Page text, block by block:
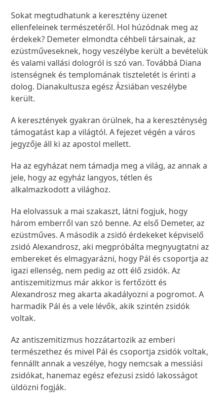
Sokat megtudhatunk a keresztény üzenet
ellenfeleinek természetéről. Hol húzódnak meg az
érdekek? Demeter elmondta céhbeli társainak, az
ezüstműveseknek, hogy veszélybe került a bevételük
és valami vallási dologról is szó van. Továbbá Diana
istenségnek és templomának tiszteletét is érinti a
dolog. Dianakultusza egész Ázsiában veszélybe
került.
A keresztények gyakran örülnek, ha a kereszténység
támogatást kap a világtól. A fejezet végén a város
jegyzője áll ki az apostol mellett.
Ha az egyházat nem támadja meg a világ, az annak a
jele, hogy az egyház langyos, tétlen és
alkalmazkodott a világhoz.
Ha elolvassuk a mai szakaszt, látni fogjuk, hogy
három emberről van szó benne. Az első Demeter, az
ezüstműves. A második a zsidó érdekeket képviselő
zsidó Alexandrosz, aki megpróbálta megnyugtatni az
embereket és elmagyarázni, hogy Pál és csoportja az
igazi ellenség, nem pedig az ott élő zsidók. Az
antiszemitizmus már akkor is fertőzött és
Alexandrosz meg akarta akadályozni a pogromot. A
harmadik Pál és a vele lévők, akik szintén zsidók
voltak.
Az antiszemitizmus hozzátartozik az emberi
természethez és mivel Pál és csoportja zsidók voltak,
fennállt annak a veszélye, hogy nemcsak a messiási
zsidókat, hanemaz egész efezusi zsidó lakosságot
üldözni fogják.